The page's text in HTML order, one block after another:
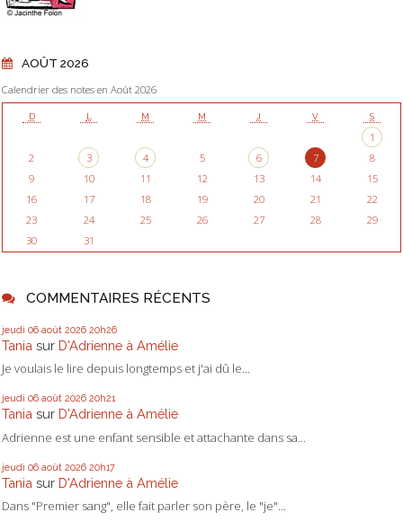
AOÛT 2026
Calendrier des notes en Août 2026
D L M M J V S
1
2
3 4 5 6 7
8
9
10 11 12 13 14
15
16
17 18 19 20 21
22
23
24 25 26 27 28
29
30
31
COMMENTAIRES RÉCENTS
jeudi 06 août 2026 20h26
Tania sur D'Adrienne à Amélie
Je voulais le lire depuis longtemps et j'ai dû le...
jeudi 06 août 2026 20h21
Tania sur D'Adrienne à Amélie
Adrienne est une enfant sensible et attachante dans sa...
jeudi 06 août 2026 20h17
Tania sur D'Adrienne à Amélie
Dans "Premier sang", elle fait parler son père, le "je"...